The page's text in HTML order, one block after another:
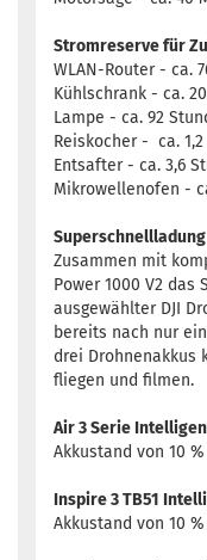
Stromreserve für
WLAN-Router - ca.
Kühlschrank - ca.
Lampe - ca. 92
Reiskocher - ca.
Entsafter - ca. 3,6
Mikrowellenofen -
Zusammen mit
Power 1000 V2 das
ausgewählter DJI
bereits nach nur
drei Drohnenakkus
fliegen und filmen.
Air 3 Serie
Akkustand von 10
Inspire 3 TB51
Akkustand von 10